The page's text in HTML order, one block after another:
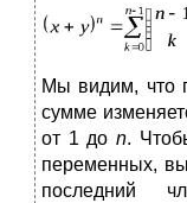
Мы видим, что
сумме
от 1 до n.
переменных,
последний